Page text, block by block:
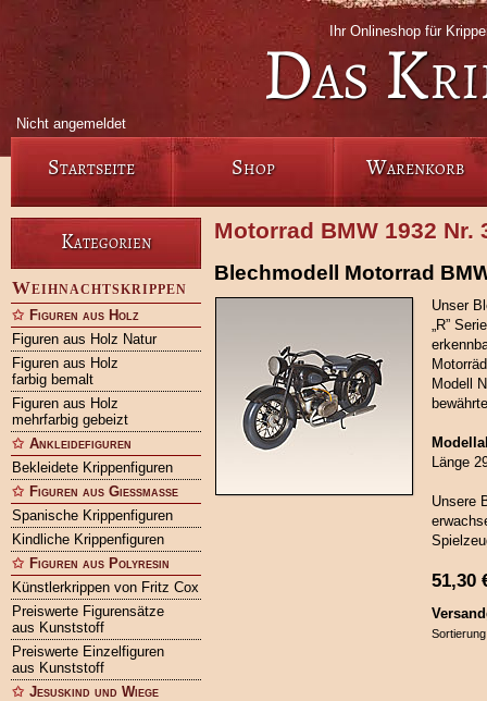
Ihr Onlineshop für
Das
Nicht angemeldet
Startseite Shop Warenkorb
Kategorien
Weihnachtskrippen
Figuren aus Holz
Figuren aus Holz Natur
Figuren aus Holz
farbig bemalt
Figuren aus Holz
mehrfarbig gebeizt
Ankleidefiguren
Bekleidete Krippenfiguren
Figuren aus Gießmasse
Spanische Krippenfiguren
Kindliche Krippenfiguren
Figuren aus Polyresin
Künstlerkrippen von Fritz Cox
Preiswerte Figurensätze
aus Kunststoff
Preiswerte Einzelfiguren
aus Kunststoff
Jesuskind und Wiege
Motorrad BMW 1932 Nr.
Blechmodell Motorrad
Unser
„R”
Modell
Länge
Unsere
51,30